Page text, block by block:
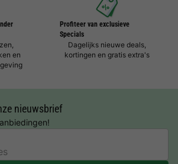
en
Profiteer van exclusieve
Specials
Dagelijks nieuwe deals,
kortingen en gratis extra's
nieuwsbrief